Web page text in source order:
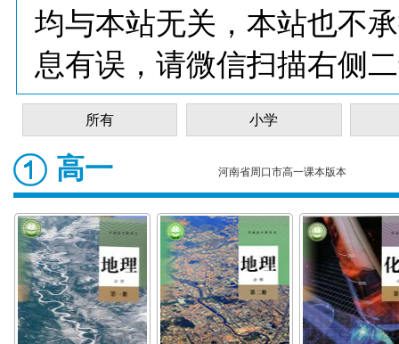
均与本站无关，本站也不
息有误，请微信扫描右侧
所有 小学
高一 河南省周口市高一课本版本